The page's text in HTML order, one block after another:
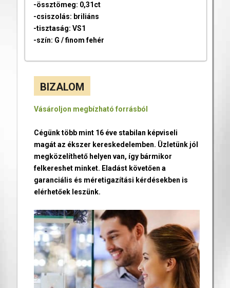
-össztömeg: 0,31ct
-csiszolás: briliáns
-tisztaság: VS1
-szín: G / finom fehér
BIZALOM
Vásároljon megbízható forrásból
Cégünk több mint 16 éve stabilan képviseli
magát az ékszer kereskedelemben. Üzletünk jól
megközelíthető helyen van, így bármikor
felkereshet minket. Eladást követően a
garanciális és méretigazítási kérdésekben is
elérhetőek leszünk.